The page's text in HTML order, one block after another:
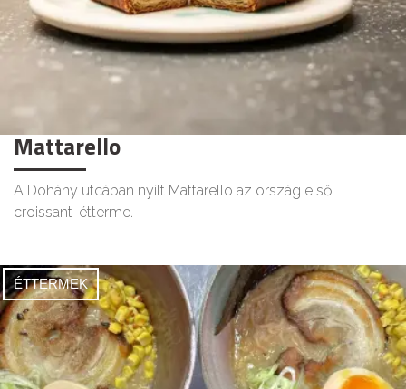
Mattarello
A Dohány utcában nyílt Mattarello az ország első
croissant-étterme.
ÉTTERMEK